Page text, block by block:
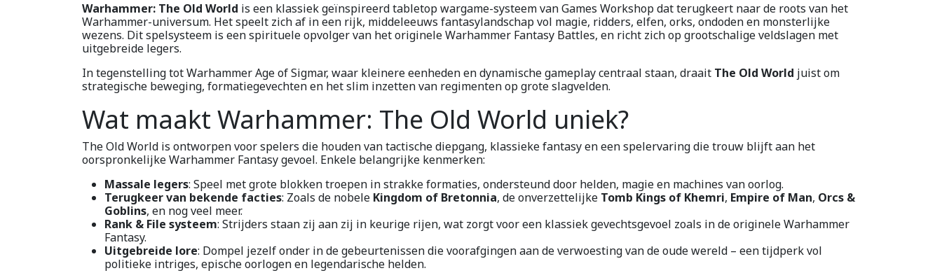
Warhammer: The Old World is een klassiek geïnspireerd tabletop wargame-systeem van Games Workshop dat terugkeert naar de roots van het
Warhammer-universum. Het speelt zich af in een rijk, middeleeuws fantasylandschap vol magie, ridders, elfen, orks, ondoden en monsterlijke
wezens. Dit spelsysteem is een spirituele opvolger van het originele Warhammer Fantasy Battles, en richt zich op grootschalige veldslagen met
uitgebreide legers.
In tegenstelling tot Warhammer Age of Sigmar, waar kleinere eenheden en dynamische gameplay centraal staan, draait The Old World juist om
strategische beweging, formatiegevechten en het slim inzetten van regimenten op grote slagvelden.
Wat maakt Warhammer: The Old World uniek?
The Old World is ontworpen voor spelers die houden van tactische diepgang, klassieke fantasy en een spelervaring die trouw blijft aan het
oorspronkelijke Warhammer Fantasy gevoel. Enkele belangrijke kenmerken:
Massale legers: Speel met grote blokken troepen in strakke formaties, ondersteund door helden, magie en machines van oorlog.
Terugkeer van bekende facties: Zoals de nobele Kingdom of Bretonnia, de onverzettelijke Tomb Kings of Khemri, Empire of Man, Orcs &
Goblins, en nog veel meer.
Rank & File systeem: Strijders staan zij aan zij in keurige rijen, wat zorgt voor een klassiek gevechtsgevoel zoals in de originele Warhammer
Fantasy.
Uitgebreide lore: Dompel jezelf onder in de gebeurtenissen die voorafgingen aan de verwoesting van de oude wereld – een tijdperk vol
politieke intriges, epische oorlogen en legendarische helden.